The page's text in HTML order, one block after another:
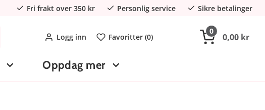
Fri frakt over 350 kr Personlig service Sikre betalinger
Logg inn Favoritter (0)
0
0,00 kr
Oppdag mer